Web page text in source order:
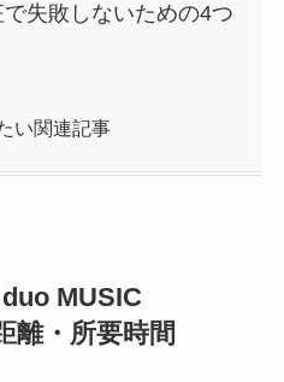
失敗しないための4つ
い関連記事
MUSIC
離・所要時間